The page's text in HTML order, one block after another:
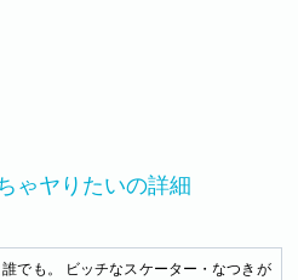
ゃヤりたいの詳細
でも。 ビッチなスケーター・なつきが